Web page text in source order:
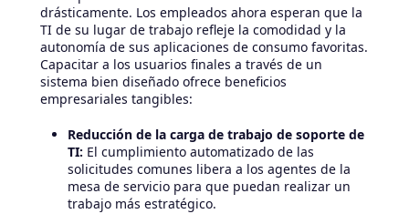
drásticamente. Los empleados ahora esperan que la
TI de su lugar de trabajo refleje la comodidad y la
autonomía de sus aplicaciones de consumo favoritas.
Capacitar a los usuarios finales a través de un
sistema bien diseñado ofrece beneficios
empresariales tangibles:
Reducción de la carga de trabajo de soporte de
TI: El cumplimiento automatizado de las
solicitudes comunes libera a los agentes de la
mesa de servicio para que puedan realizar un
trabajo más estratégico.